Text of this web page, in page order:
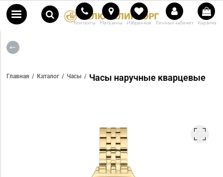
Контакты Магазины Избранное Личный кабинет Корзина
Главная Каталог Часы Часы наручные кварцевые